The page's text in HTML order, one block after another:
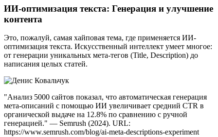
ИИ-оптимизация текста: Генерация и улучшение
контента
Это, пожалуй, самая хайповая тема, где применяется ИИ-
оптимизация текста. Искусственный интеллект умеет многое:
от генерации уникальных мета-тегов (Title, Description) до
написания целых статей.
"Анализ 5000 сайтов показал, что автоматическая генерация
мета-описаний с помощью ИИ увеличивает средний CTR в
органической выдаче на 12.8% по сравнению с ручной
генерацией." — Semrush (2024). URL:
https://www.semrush.com/blog/ai-meta-descriptions-experiment